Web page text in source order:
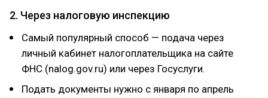
2. Через налоговую инспекцию
Самый популярный способ — подача через
личный кабинет налогоплательщика на сайте
ФНС (nalog.gov.ru) или через Госуслуги.
Подать документы нужно с января по апрель